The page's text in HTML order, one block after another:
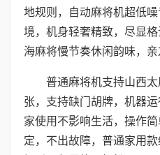
地规则，自动麻将机超低
境，机身轻奢精致，尽显
海麻将慢节奏休闲韵味，亲
普通麻将机支持山西
张，支持缺门胡牌，机器
家使用不影响生活，操作
定，不出故障，普通家用